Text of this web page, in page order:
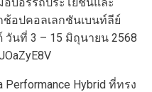
อปคอลเลกชันเบนท์ลีย์
วันที่ 3 – 15 มิถุนายน 2568
Hybrid ที่ทรง